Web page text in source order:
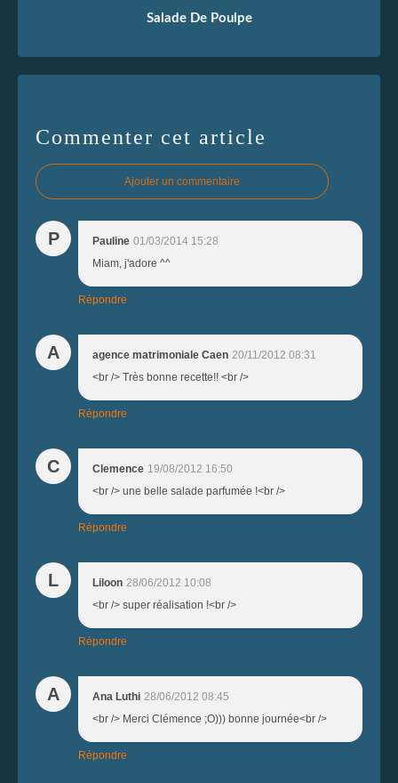
Salade De Poulpe
Commenter cet article
Ajouter un commentaire
P Pauline 01/03/2014 15:28
Miam, j'adore ^^
Répondre
A agence matrimoniale Caen 20/11/2012 08:31
<br /> Très bonne recette!! <br />
Répondre
C Clemence 19/08/2012 16:50
<br /> une belle salade parfumée !<br />
Répondre
L Liloon 28/06/2012 10:08
<br /> super réalisation !<br />
Répondre
A Ana Luthi 28/06/2012 08:45
<br /> Merci Clémence ;O))) bonne journée<br />
Répondre